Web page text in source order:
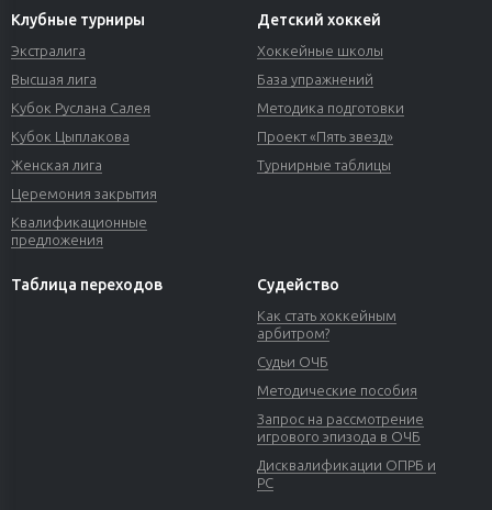
Клубные турниры
Экстралига
Высшая лига
Кубок Руслана Салея
Кубок Цыплакова
Женская лига
Церемония закрытия
Квалификационные
предложения
Детский хоккей
Хоккейные школы
База упражнений
Методика подготовки
Проект «Пять звезд»
Турнирные таблицы
Таблица переходов Судейство
Как стать хоккейным
арбитром?
Судьи ОЧБ
Методические пособия
Запрос на рассмотрение
игрового эпизода в ОЧБ
Дисквалификации ОПРБ и
РС